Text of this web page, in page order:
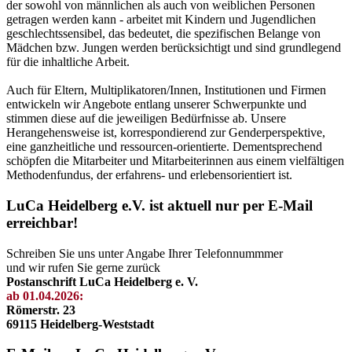
der sowohl von männlichen als auch von weiblichen Personen
getragen werden kann - arbeitet mit Kindern und Jugendlichen
geschlechtssensibel, das bedeutet, die spezifischen Belange von
Mädchen bzw. Jungen werden berücksichtigt und sind grundlegend
für die inhaltliche Arbeit.
Auch für Eltern, Multiplikatoren/Innen, Institutionen und Firmen
entwickeln wir Angebote entlang unserer Schwerpunkte und
stimmen diese auf die jeweiligen Bedürfnisse ab. Unsere
Herangehensweise ist, korrespondierend zur Genderperspektive,
eine ganzheitliche und ressourcen-orientierte. Dementsprechend
schöpfen die Mitarbeiter und Mitarbeiterinnen aus einem vielfältigen
Methodenfundus, der erfahrens- und erlebensorientiert ist.
LuCa Heidelberg e.V. ist aktuell nur per E-Mail
erreichbar!
Schreiben Sie uns unter Angabe Ihrer Telefonnummmer
und wir rufen Sie gerne zurück
Postanschrift LuCa Heidelberg e. V.
ab 01.04.2026:
Römerstr. 23
69115 Heidelberg-Weststadt